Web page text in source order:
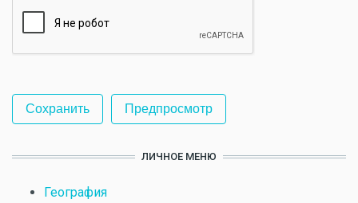
ЛИЧНОЕ МЕНЮ
География